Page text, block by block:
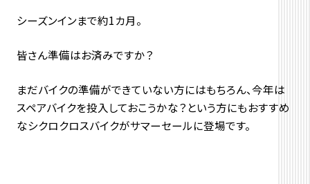
シーズンインまで約1カ月。
皆さん準備はお済みですか？
まだバイクの準備ができていない方にはもちろん、今年は
スペアバイクを投入しておこうかな？という方にもおすすめ
なシクロクロスバイクがサマーセールに登場です。